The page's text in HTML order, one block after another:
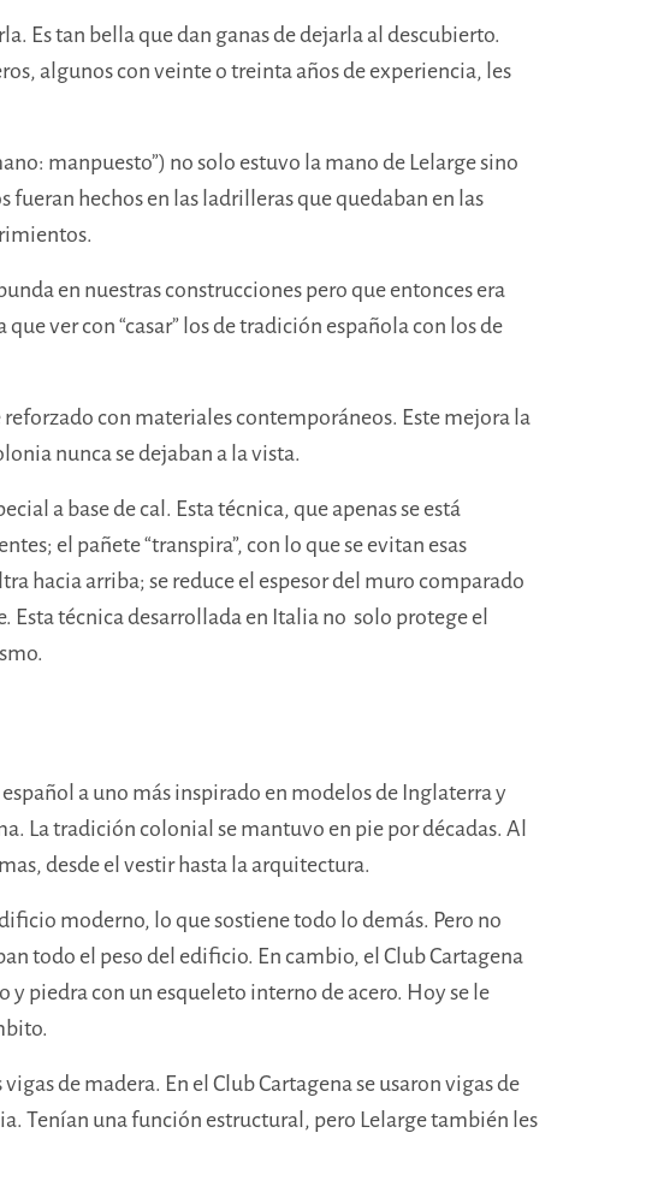
Es tan bella que dan ganas de dejarla al descubierto.
algunos con veinte o treinta años de experiencia, les
manpuesto”) no solo estuvo la mano de Lelarge sino
hechos en las ladrilleras que quedaban en las
en nuestras construcciones pero que entonces era
ver con “casar” los de tradición española con los de
con materiales contemporáneos. Este mejora la
nunca se dejaban a la vista.
a base de cal. Esta técnica, que apenas se está
el pañete “transpira”, con lo que se evitan esas
hacia arriba; se reduce el espesor del muro comparado
Esta técnica desarrollada en Italia no solo protege el
a uno más inspirado en modelos de Inglaterra y
La tradición colonial se mantuvo en pie por décadas. Al
desde el vestir hasta la arquitectura.
moderno, lo que sostiene todo lo demás. Pero no
todo el peso del edificio. En cambio, el Club Cartagena
piedra con un esqueleto interno de acero. Hoy se le
de madera. En el Club Cartagena se usaron vigas de
Tenían una función estructural, pero Lelarge también les